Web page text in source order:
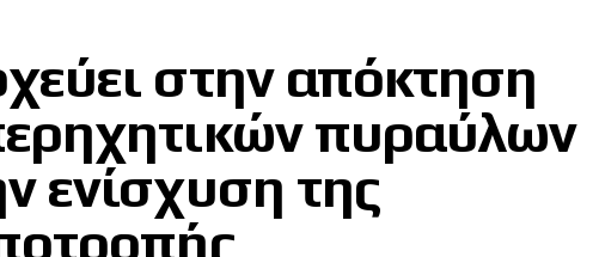
στην απόκτηση
πυραύλων
ενίσχυση της